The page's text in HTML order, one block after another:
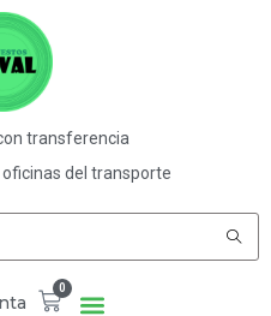
transferencia
oficinas del transporte
0